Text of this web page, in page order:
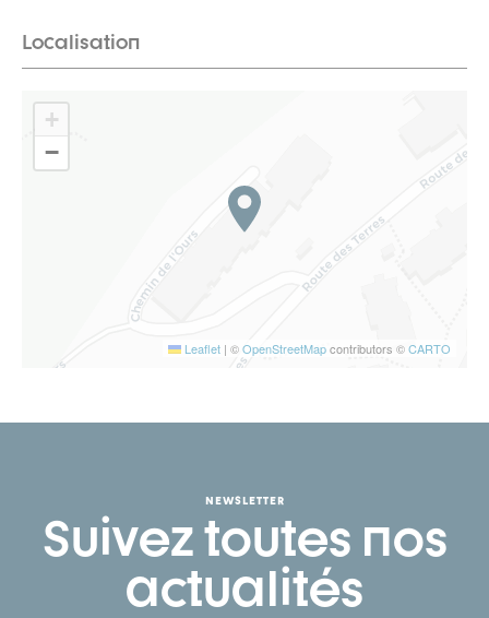
Localisation
+
−
Leaflet | ©OpenStreetMapcontributors ©CARTO
NEWSLETTER
Suivez toutes nos
actualités